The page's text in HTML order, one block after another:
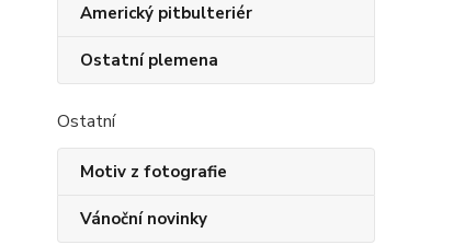
Americký pitbulteriér
Ostatní plemena
Ostatní
Motiv z fotografie
Vánoční novinky